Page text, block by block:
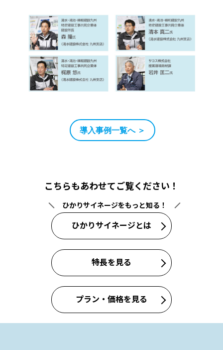
導入事例一覧へ ＞
こちらもあわせてご覧ください！
ひかりサイネージをもっと知る！
ひかりサイネージとは
特長を見る
プラン・価格を見る